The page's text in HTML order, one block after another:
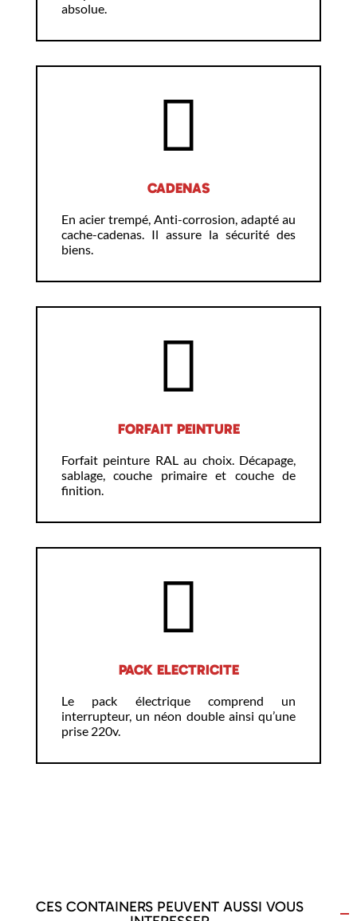
absolue.
CADENAS
En acier trempé, Anti-corrosion, adapté au
cache-cadenas. Il assure la sécurité des
biens.
FORFAIT PEINTURE
Forfait peinture RAL au choix. Décapage,
sablage, couche primaire et couche de
finition.
PACK ELECTRICITE
Le pack électrique comprend un
interrupteur, un néon double ainsi qu’une
prise 220v.
CES CONTAINERS PEUVENT AUSSI VOUS